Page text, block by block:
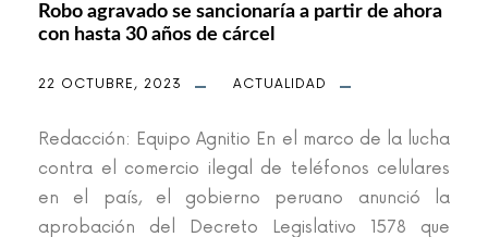
Robo agravado se sancionaría a partir de ahora
con hasta 30 años de cárcel
22 OCTUBRE, 2023 ACTUALIDAD
Redacción: Equipo Agnitio En el marco de la lucha
contra el comercio ilegal de teléfonos celulares
en el país, el gobierno peruano anunció la
aprobación del Decreto Legislativo 1578 que